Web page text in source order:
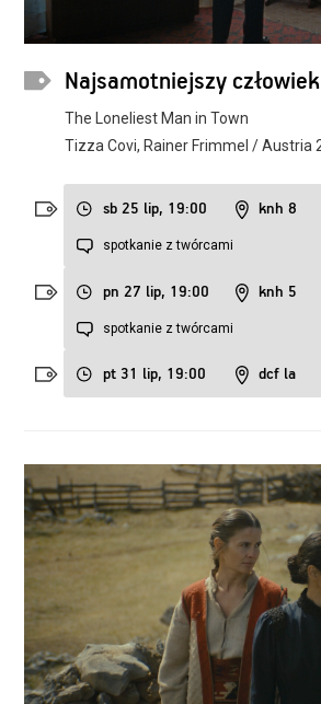
Najsamotniejszy
The Loneliest Man in Town
Tizza Covi, Rainer Frimmel / Austria
sb 25 lip, 19:00 knh 8
spotkanie z twórcami
pn 27 lip, 19:00 knh 5
spotkanie z twórcami
pt 31 lip, 19:00 dcf la